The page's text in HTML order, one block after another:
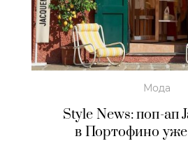
Мода
Style News: поп-ап
в Портофино